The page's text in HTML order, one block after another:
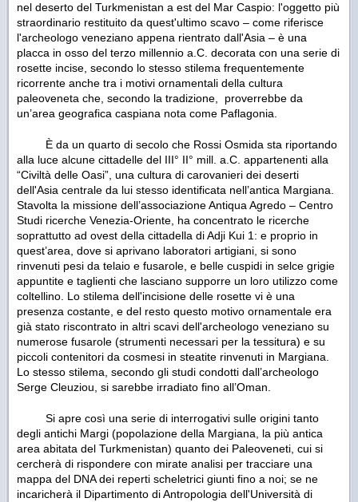
nel deserto del Turkmenistan a est del Mar Caspio: l'oggetto più
straordinario restituito da quest'ultimo scavo – come riferisce
l'archeologo veneziano appena rientrato dall'Asia – è una
placca in osso del terzo millennio a.C. decorata con una serie di
rosette incise, secondo lo stesso stilema frequentemente
ricorrente anche tra i motivi ornamentali della cultura
paleoveneta che, secondo la tradizione, proverrebbe da
un’area geografica caspiana nota come Paflagonia.
È da un quarto di secolo che Rossi Osmida sta riportando
alla luce alcune cittadelle del III° II° mill. a.C. appartenenti alla
“Civiltà delle Oasi”, una cultura di carovanieri dei deserti
dell'Asia centrale da lui stesso identificata nell’antica Margiana.
Stavolta la missione dell’associazione Antiqua Agredo – Centro
Studi ricerche Venezia-Oriente, ha concentrato le ricerche
soprattutto ad ovest della cittadella di Adji Kui 1: e proprio in
quest’area, dove si aprivano laboratori artigiani, si sono
rinvenuti pesi da telaio e fusarole, e belle cuspidi in selce grigie
appuntite e taglienti che lasciano supporre un loro utilizzo come
coltellino. Lo stilema dell'incisione delle rosette vi è una
presenza costante, e del resto questo motivo ornamentale era
già stato riscontrato in altri scavi dell'archeologo veneziano su
numerose fusarole (strumenti necessari per la tessitura) e su
piccoli contenitori da cosmesi in steatite rinvenuti in Margiana.
Lo stesso stilema, secondo gli studi condotti dall’archeologo
Serge Cleuziou, si sarebbe irradiato fino all’Oman.
Si apre così una serie di interrogativi sulle origini tanto
degli antichi Margi (popolazione della Margiana, la più antica
area abitata del Turkmenistan) quanto dei Paleoveneti, cui si
cercherà di rispondere con mirate analisi per tracciare una
mappa del DNA dei reperti scheletrici giunti fino a noi; se ne
incaricherà il Dipartimento di Antropologia dell'Università di